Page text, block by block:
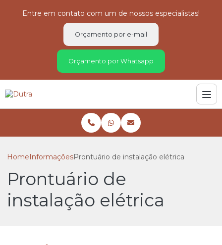
Entre em contato com um de nossos especialistas!
Orçamento por e-mail
Orçamento por Whatsapp
HomeInformaçõesProntuário de instalação elétrica
Prontuário de
instalação elétrica